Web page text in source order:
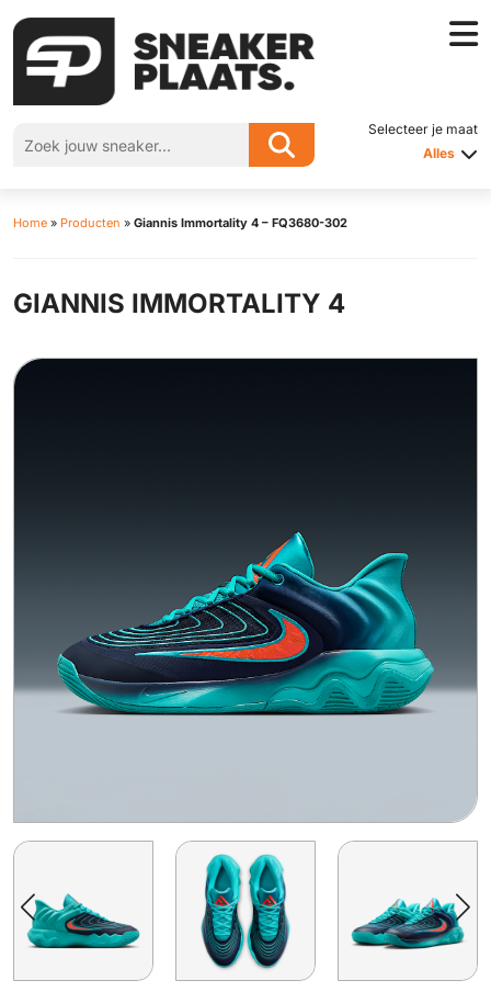
Selecteer je maat
Alles
Home » Producten » Giannis Immortality 4 – FQ3680-302
GIANNIS IMMORTALITY 4